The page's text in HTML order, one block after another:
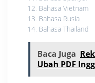
Bahasa Vietnam
Bahasa Rusia
Bahasa Thailand
Baca Juga
Ubah PDF